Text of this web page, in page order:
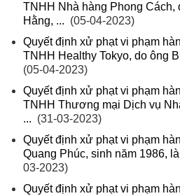
TNHH Nhà hàng Phong Cách,
Hằng, ... (05-04-2023)
Quyết định xử phạt vi phạm
TNHH Healthy Tokyo, do ông
(05-04-2023)
Quyết định xử phạt vi phạm
TNHH Thương mại Dịch vụ
... (31-03-2023)
Quyết định xử phạt vi phạm
Quang Phúc, sinh năm 1986,
03-2023)
Quyết định xử phạt vi phạm